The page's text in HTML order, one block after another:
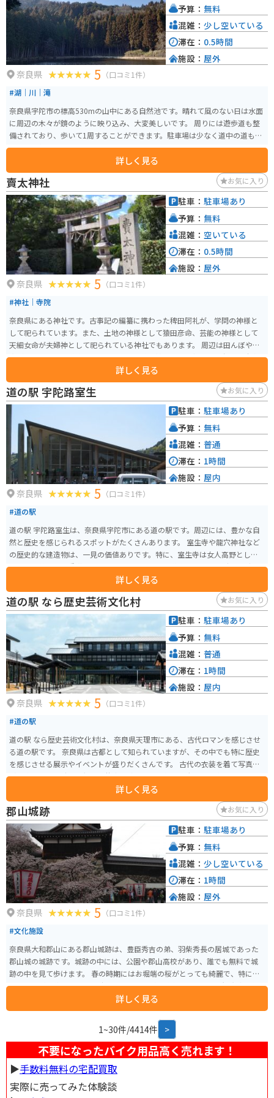
奈良県 5 （口コミ1件）
#湖｜川｜滝
奈良県宇陀市の標高530mの山中にある自然池です。晴れて風のない日は水面
に周辺の木々が鏡のように映り込み、大変美しいです。 周りには遊歩道も整
備されており、歩いて1周することができます。駐車場は少なく道中の道も狭
いため、気をつけてください。
詳しく見る
予算： 無料
混雑： 少し空いている
滞在： 0.5時間
施設： 屋外
賣太神社 お気に入り
奈良県 5 （口コミ1件）
#神社｜寺院
奈良県にある神社です。古事記の編纂に携わった稗田阿礼が、学問の神様と
して祀られています。また、土地の神様として猿田彦命、芸能の神様として
天細女命が夫婦神として祀られている神社でもあります。 周辺は田んぼや住
宅があり、開けた道路に面しています。道を挟んで反対側に、数台分の駐車
詳しく見る
駐車： 駐車場あり
予算： 無料
混雑： 空いている
滞在： 0.5時間
施設： 屋外
道の駅 宇陀路室生 お気に入り
奈良県 5 （口コミ1件）
#道の駅
道の駅 宇陀路室生は、奈良県宇陀市にある道の駅です。周辺には、豊かな自
然と歴史を感じられるスポットがたくさんあります。 室生寺や龍穴神社など
の歴史的な建造物は、一見の価値ありです。特に、室生寺は女人高野として
知られ、美しい五重塔や仏像は必見です。周辺の道路は、ワインディングロ
ードになっている場所もあり、ツーリングにも最適です。道の駅には、地元
の特産品を販売するショップやレストランがあり、休憩に最適です。 名物の
しいたけをはじめとした、地元でとれた新鮮な野菜や果物を使った料理を楽
しむことができます。バイクで訪れる際は、道の駅にバイク専用の駐車場が
あるので安心です。
詳しく見る
駐車： 駐車場あり
予算： 無料
混雑： 普通
滞在： 1時間
施設： 屋内
道の駅 なら歴史芸術文化村 お気に入り
奈良県 5 （口コミ1件）
#道の駅
道の駅 なら歴史芸術文化村は、奈良県天理市にある、古代ロマンを感じさせ
る道の駅です。 奈良県は古都として知られていますが、その中でも特に歴史
を感じさせる展示やイベントが盛りだくさんです。 古代の衣装を着て写真撮
影を楽しめる「時空を超える装束体験」は、子供から大人まで楽しめます。
また、レストランでは地元の食材をふんだんに使った料理を味わうことがで
きます。 お土産には、奈良県の名産品である奈良漬けや、柿の葉寿司などが
おすすめです。 バイクで訪れる際は、広々とした駐車場があるので安心で
す。 道の駅 なら歴史芸術文化村は、歴史好きにはたまらないスポットです。
古代への旅に出かけてみてはいかがでしょうか。
詳しく見る
駐車： 駐車場あり
予算： 無料
混雑： 普通
滞在： 1時間
施設： 屋内
郡山城跡 お気に入り
奈良県 5 （口コミ1件）
#文化施設
奈良県大和郡山にある郡山城跡は、豊臣秀吉の弟、羽柴秀長の居城であった
郡山城の城跡です。城跡の中には、公園や郡山高校があり、誰でも無料で城
跡の中を見て歩けます。 春の時期にはお堀端の桜がとっても綺麗で、特にお
城まつりが開催されている時期には、露店が城跡内に建ち並び、観光客で毎
年賑わっています。ツーリングがてらの散策にはピッタリのスポットです。
詳しく見る
駐車： 駐車場あり
予算： 無料
混雑： 少し空いている
滞在： 1時間
施設： 屋外
1~30件/4414件 >
不要になったバイク用品高く売れます！
▶︎手数料無料の宅配買取
実際に売ってみた体験談